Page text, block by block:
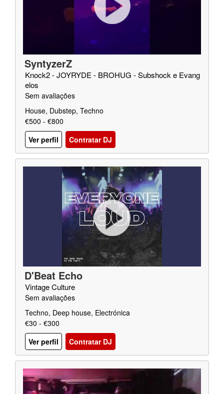
SyntyzerZ
Knock2 - JOYRYDE - BROHUG - Subshock e Evang
elos
Sem avaliações
House, Dubstep, Techno
€500 - €800
Ver perfil
Contratar DJ
D'Beat Echo
Vintage Culture
Sem avaliações
Techno, Deep house, Electrónica
€30 - €300
Ver perfil
Contratar DJ